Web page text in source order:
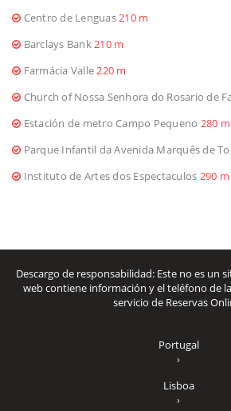
Centro de Lenguas210 m
Barclays Bank210 m
Farmácia Valle220 m
Church of Nossa Senhora do Rosario de
Estación de metro Campo Pequeno 280 m
Parque Infantil da Avenida Marquês de
Instituto de Artes dos Espectaculos 290 m
Descargo de responsabilidad: Este no es un
web contiene información y el teléfono de
servicio de Reservas
Portugal
›
Lisboa
›